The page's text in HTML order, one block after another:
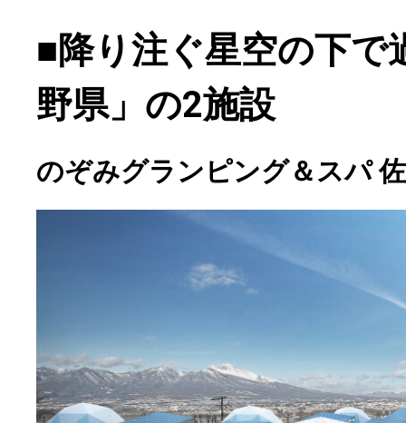
■降り注ぐ星空の下で
野県」の2施設
のぞみグランピング＆スパ